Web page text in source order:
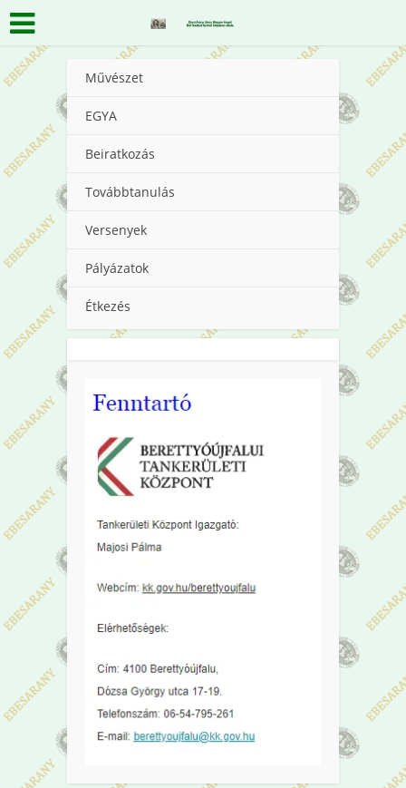
Művészet
EGYA
Beiratkozás
Továbbtanulás
Versenyek
Pályázatok
Étkezés